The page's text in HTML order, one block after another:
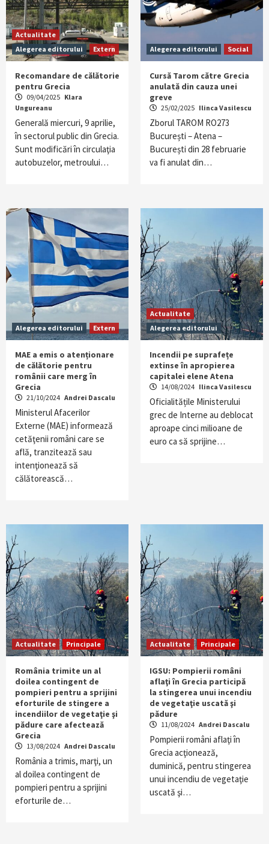
Actualitate
Alegerea editorului
Extern
Recomandare de călătorie
pentru Grecia
09/04/2025 Klara
Ungureanu
Generală miercuri, 9 aprilie,
în sectorul public din Grecia.
Sunt modificări în circulaţia
autobuzelor, metroului…
Alegerea editorului Social
Cursă Tarom către Grecia
anulată din cauza unei
greve
25/02/2025 Ilinca Vasilescu
Zborul TAROM RO273
București – Atena –
București din 28 februarie
va fi anulat din…
Alegerea editorului Extern
MAE a emis o atenționare
de călătorie pentru
românii care merg în
Grecia
21/10/2024 Andrei Dascalu
Ministerul Afacerilor
Externe (MAE) informează
cetăţenii români care se
află, tranzitează sau
intenţionează să
călătorească…
Actualitate
Alegerea editorului
Incendii pe suprafețe
extinse în apropierea
capitalei elene Atena
14/08/2024 Ilinca Vasilescu
Oficialitățile Ministerului
grec de Interne au deblocat
aproape cinci milioane de
euro ca să sprijine…
Actualitate Principale
România trimite un al
doilea contingent de
pompieri pentru a sprijini
eforturile de stingere a
incendiilor de vegetaţie şi
pădure care afectează
Grecia
13/08/2024 Andrei Dascalu
România a trimis, marţi, un
al doilea contingent de
pompieri pentru a sprijini
eforturile de…
Actualitate Principale
IGSU: Pompierii români
aflaţi în Grecia participă
la stingerea unui incendiu
de vegetaţie uscată şi
pădure
11/08/2024 Andrei Dascalu
Pompierii români aflaţi în
Grecia acţionează,
duminică, pentru stingerea
unui incendiu de vegetaţie
uscată şi…